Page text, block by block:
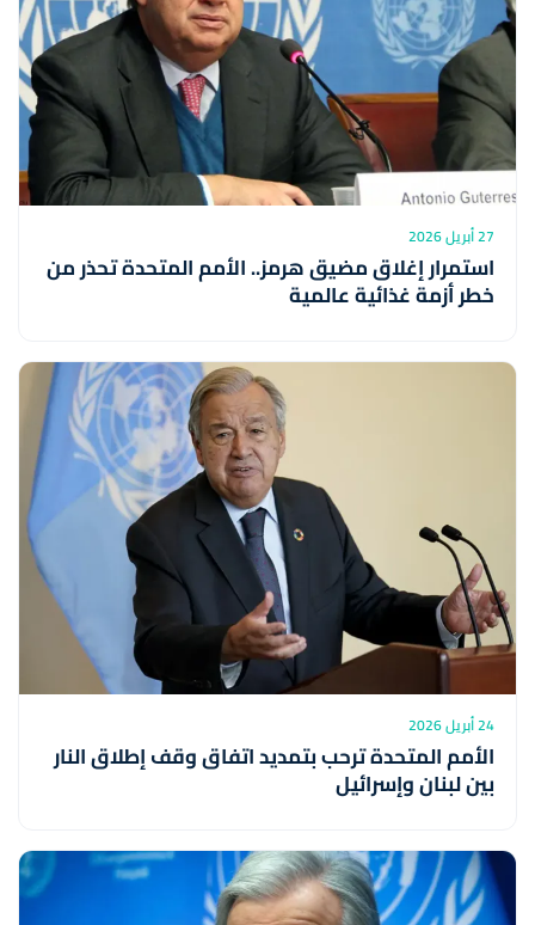
27 أبريل 2026
استمرار إغلاق مضيق هرمز.. الأمم المتحدة تحذر من
خطر أزمة غذائية عالمية
24 أبريل 2026
الأمم المتحدة ترحب بتمديد اتفاق وقف إطلاق النار
بين لبنان وإسرائيل